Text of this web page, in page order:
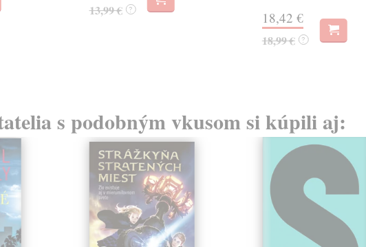
13,99 € ? 18,42 €
18,99 € ?
s podobným vkusom si kúpili aj: